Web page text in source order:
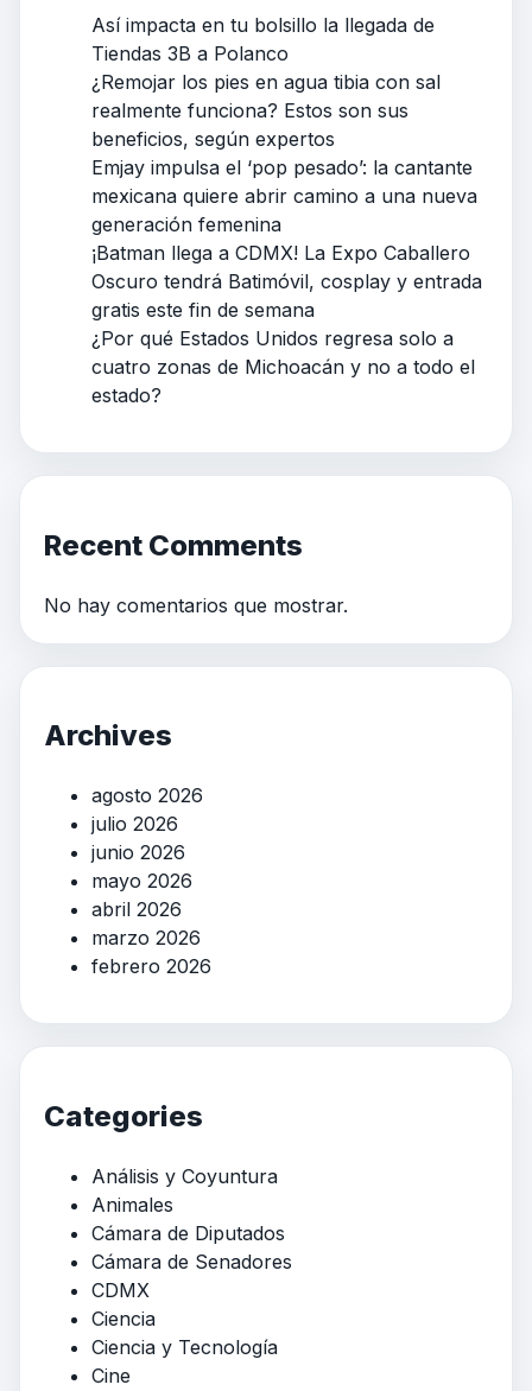
Así impacta en tu bolsillo la llegada de
Tiendas 3B a Polanco
¿Remojar los pies en agua tibia con sal
realmente funciona? Estos son sus
beneficios, según expertos
Emjay impulsa el ‘pop pesado’: la cantante
mexicana quiere abrir camino a una nueva
generación femenina
¡Batman llega a CDMX! La Expo Caballero
Oscuro tendrá Batimóvil, cosplay y entrada
gratis este fin de semana
¿Por qué Estados Unidos regresa solo a
cuatro zonas de Michoacán y no a todo el
estado?
Recent Comments
No hay comentarios que mostrar.
Archives
agosto 2026
julio 2026
junio 2026
mayo 2026
abril 2026
marzo 2026
febrero 2026
Categories
Análisis y Coyuntura
Animales
Cámara de Diputados
Cámara de Senadores
CDMX
Ciencia
Ciencia y Tecnología
Cine